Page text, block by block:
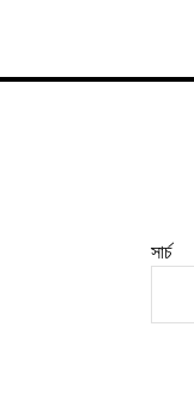
সার্চ